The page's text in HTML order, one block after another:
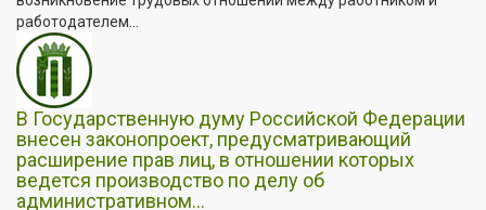
работодателем...
В Государственную думу Российской Федерации
внесен законопроект, предусматривающий
расширение прав лиц, в отношении которых
ведется производство по делу об
административном...